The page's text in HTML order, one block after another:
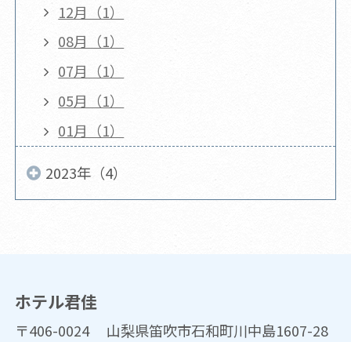
12月（1）
08月（1）
07月（1）
05月（1）
01月（1）
2023年（4）
ホテル君佳
〒406-0024 山梨県笛吹市石和町川中島1607-28